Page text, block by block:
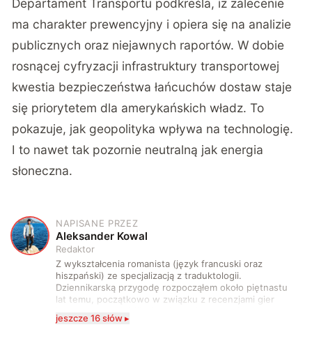
Departament Transportu podkreśla, iż zalecenie
ma charakter prewencyjny i opiera się na analizie
publicznych oraz niejawnych raportów. W dobie
rosnącej cyfryzacji infrastruktury transportowej
kwestia bezpieczeństwa łańcuchów dostaw staje
się priorytetem dla amerykańskich władz. To
pokazuje, jak geopolityka wpływa na technologię.
I to nawet tak pozornie neutralną jak energia
słoneczna.
A
NAPISANE PRZEZ
Aleksander Kowal
Redaktor
Z wykształcenia romanista (język francuski oraz
hiszpański) ze specjalizacją z traduktologii.
Dziennikarską przygodę rozpocząłem około piętnastu
lat temu, początkowo w związku z recenzjami gier
komputerowych i filmów. Obecnie publikuję
zdecydowanie częściej na tematy związane z nauką
jeszcze 16 słów ▸